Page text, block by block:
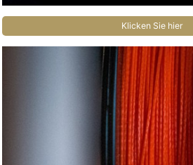
Klicken Sie hier